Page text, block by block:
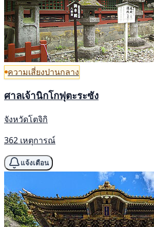
ความเสี่ยงปานกลาง
ศาลเจ้านิกโกฟุตะระซัง
จังหวัดโตจิกิ
362 เหตุการณ์
แจ้งเตือน